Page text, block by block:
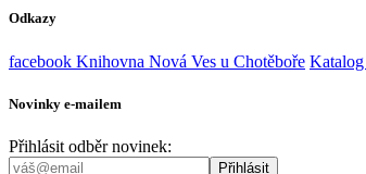
Odkazy
facebook Knihovna Nová Ves u Chotěboře
Novinky e-mailem
Přihlásit odběr novinek: